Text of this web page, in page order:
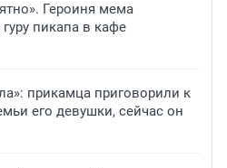
Героиня мема
пикапа в кафе
прикамца приговорили к
его девушки, сейчас он